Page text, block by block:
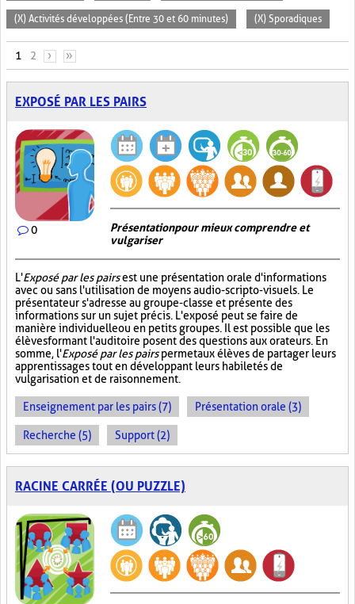
(X) Activités développées (Entre 30 et 60 minutes) (X) Sporadiques
PAGES
1 2 › »
EXPOSÉ PAR LES PAIRS
0
Présentation pour mieux comprendre et
vulgariser
L'Exposé par les pairsest une présentation orale d'informations
avec ou sans l'utilisation de moyens audio-scripto-visuels. Le
présentateur s'adresse au groupe-classe et présente des
informations sur un sujet précis. L'exposé peut se faire de
manière individuelle ou en petits groupes. Il est possible que les
élèves formant l'auditoire posent des questions aux orateurs. En
somme, l'Exposé par les pairspermet aux élèves de partager leurs
apprentissages tout en développant leurs habiletés de
vulgarisation et de raisonnement.
Enseignement par les pairs (7) Présentation orale (3)
Recherche (5) Support (2)
RACINE CARRÉE (OU PUZZLE)